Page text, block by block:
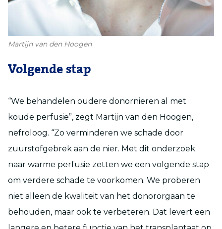
Martijn van den Hoogen
Volgende stap
“We behandelen oudere donornieren al met
koude perfusie”, zegt Martijn van den Hoogen,
nefroloog. “Zo verminderen we schade door
zuurstofgebrek aan de nier. Met dit onderzoek
naar warme perfusie zetten we een volgende stap
om verdere schade te voorkomen. We proberen
niet alleen de kwaliteit van het donororgaan te
behouden, maar ook te verbeteren. Dat levert een